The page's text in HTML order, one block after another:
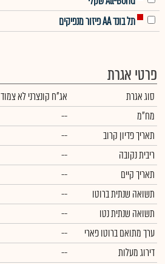
תל בונד AA פיזור מנפיקים
פרטי אגרת
סוג אגרת
אג"ח קונצרני לא צמוד
מח"מ
--
תאריך פדיון קרוב
--
ריבית נקובה
--
תאריך קיים
--
תשואה שנתית ברוטו
--
תשואה שנתית נטו
--
ערך מתואם ברוטו פארי
--
דירוג מעלות
--